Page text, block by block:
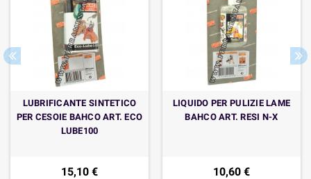
LUBRIFICANTE SINTETICO
PER CESOIE BAHCO ART. ECO
LUBE100
15,10 €
LIQUIDO PER PULIZIE LAME
BAHCO ART. RESI N-X
10,60 €